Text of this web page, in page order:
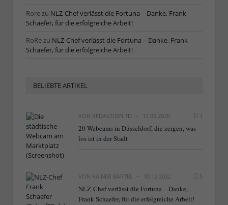
Rorezu NLZ-Chef verlässt die Fortuna – Danke, Frank
Schaefer, für die erfolgreiche Arbeit!
RoRezu NLZ-Chef verlässt die Fortuna – Danke, Frank
Schaefer, für die erfolgreiche Arbeit!
BELIEBTE ARTIKEL
VON REDAKTION TD 17.09.2020 1
20 Webcams in Düsseldorf, die zeigen, was
los ist in der Stadt
VON RAINER BARTEL 10.12.2022 5
NLZ-Chef verlässt die Fortuna – Danke,
Frank Schaefer, für die erfolgreiche Arbeit!